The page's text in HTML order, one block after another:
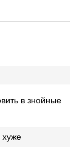
в знойные
хуже